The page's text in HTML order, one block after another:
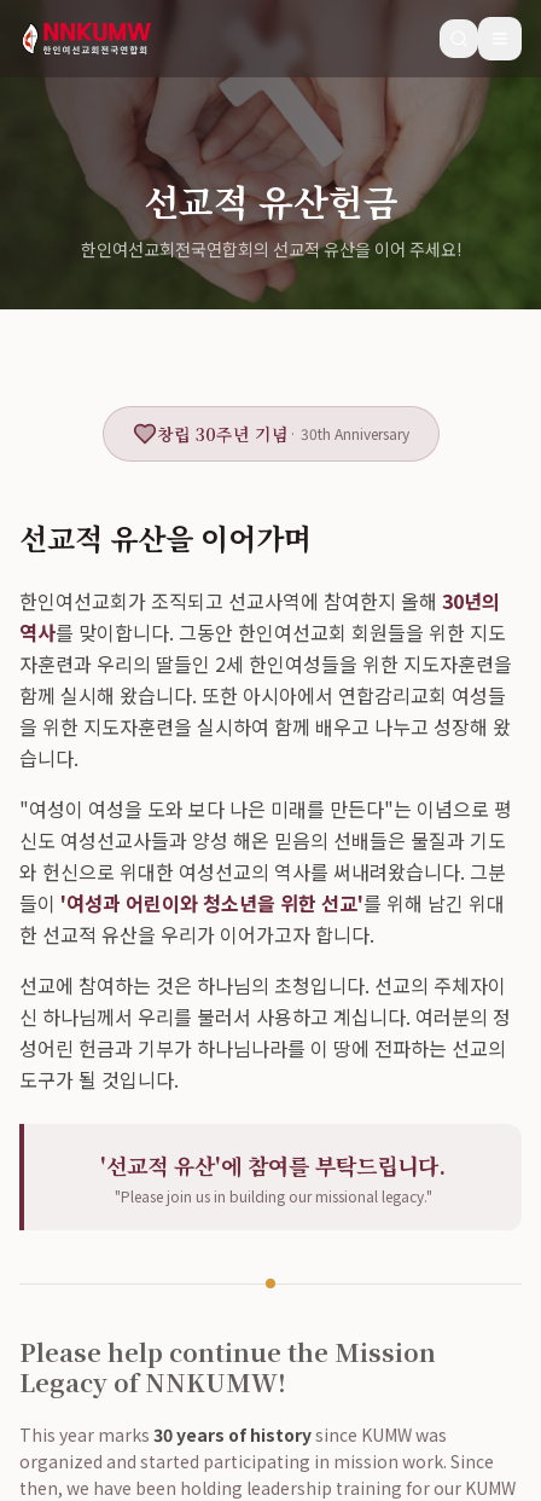
선교적 유산헌금
한인여선교회전국연합회의 선교적 유산을 이어 주세요!
창립 30주년 기념 · 30th Anniversary
선교적 유산을 이어가며
한인여선교회가 조직되고 선교사역에 참여한지 올해 30년의
역사를 맞이합니다. 그동안 한인여선교회 회원들을 위한 지도
자훈련과 우리의 딸들인 2세 한인여성들을 위한 지도자훈련을
함께 실시해 왔습니다. 또한 아시아에서 연합감리교회 여성들
을 위한 지도자훈련을 실시하여 함께 배우고 나누고 성장해 왔
습니다.
"여성이 여성을 도와 보다 나은 미래를 만든다"는 이념으로 평
신도 여성선교사들과 양성 해온 믿음의 선배들은 물질과 기도
와 헌신으로 위대한 여성선교의 역사를 써내려왔습니다. 그분
들이 '여성과 어린이와 청소년을 위한 선교'를 위해 남긴 위대
한 선교적 유산을 우리가 이어가고자 합니다.
선교에 참여하는 것은 하나님의 초청입니다. 선교의 주체자이
신 하나님께서 우리를 불러서 사용하고 계십니다. 여러분의 정
성어린 헌금과 기부가 하나님나라를 이 땅에 전파하는 선교의
도구가 될 것입니다.
'선교적 유산'에 참여를 부탁드립니다.
"Please join us in building our missional legacy."
Please help continue the Mission
Legacy of NNKUMW!
This year marks 30 years of historysince KUMW was
organized and started participating in mission work. Since
then, we have been holding leadership training for our KUMW